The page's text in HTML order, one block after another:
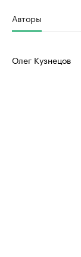
Авторы
Олег Кузнецов